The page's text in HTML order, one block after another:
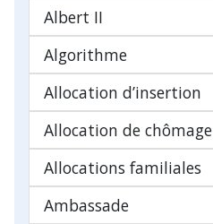
Albert II
Algorithme
Allocation d’insertion
Allocation de chômage
Allocations familiales
Ambassade